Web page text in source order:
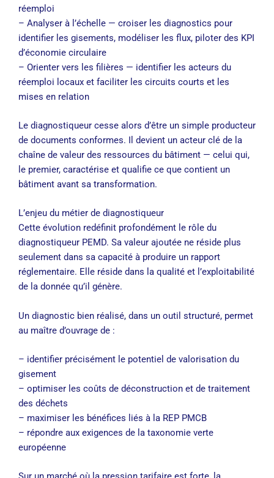
réemploi
– Analyser à l’échelle — croiser les diagnostics pour
identifier les gisements, modéliser les flux, piloter des KPI
d’économie circulaire
– Orienter vers les filières — identifier les acteurs du
réemploi locaux et faciliter les circuits courts et les
mises en relation
Le diagnostiqueur cesse alors d’être un simple producteur
de documents conformes. Il devient un acteur clé de la
chaîne de valeur des ressources du bâtiment — celui qui,
le premier, caractérise et qualifie ce que contient un
bâtiment avant sa transformation.
L’enjeu du métier de diagnostiqueur
Cette évolution redéfinit profondément le rôle du
diagnostiqueur PEMD. Sa valeur ajoutée ne réside plus
seulement dans sa capacité à produire un rapport
réglementaire. Elle réside dans la qualité et l’exploitabilité
de la donnée qu’il génère.
Un diagnostic bien réalisé, dans un outil structuré, permet
au maître d’ouvrage de :
– identifier précisément le potentiel de valorisation du
gisement
– optimiser les coûts de déconstruction et de traitement
des déchets
– maximiser les bénéfices liés à la REP PMCB
– répondre aux exigences de la taxonomie verte
européenne